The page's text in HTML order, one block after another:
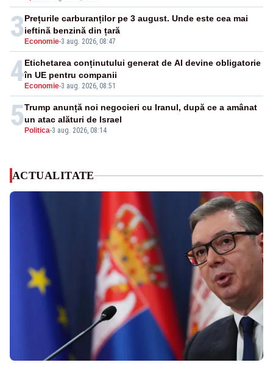
3 Economie-3 aug. 2026, 08:47
Prețurile carburanților pe 3 august. Unde este cea mai
ieftină benzină din țară
4 Economie-3 aug. 2026, 08:51
Etichetarea conținutului generat de AI devine obligatorie
în UE pentru companii
5 Politica-3 aug. 2026, 08:14
Trump anunță noi negocieri cu Iranul, după ce a amânat
un atac alături de Israel
ACTUALITATE